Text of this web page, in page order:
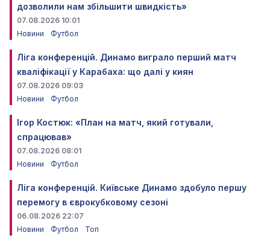
дозволили нам збільшити швидкість»
07.08.2026 10:01
Новини
Футбол
Ліга конференцій. Динамо виграло перший матч
кваліфікації у Карабаха: що далі у киян
07.08.2026 09:03
Новини
Футбол
Ігор Костюк: «План на матч, який готували,
спрацював»
07.08.2026 08:01
Новини
Футбол
Ліга конференцій. Київське Динамо здобуло першу
перемогу в єврокубковому сезоні
06.08.2026 22:07
Новини
Футбол Топ